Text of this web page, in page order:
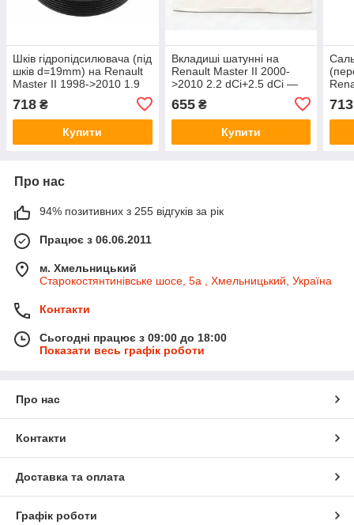
Шків гідропідсилювача (під
шків d=19mm) на Renault
Master II 1998->2010 1.9
718 ₴
Купити
Вкладиші шатунні на
Renault Master II 2000-
>2010 2.2 dCi+2.5 dCi —
655₴
Купити
713
Про нас
94% позитивних з 255 відгуків за рік
Працює з 06.06.2011
м. Хмельницький
Старокостянтинівське шосе, 5а , Хмельницький, Україна
Контакти
Сьогодні працює з 09:00 до 18:00
Показати весь графік роботи
Про нас
Контакти
Доставка та оплата
Графік роботи